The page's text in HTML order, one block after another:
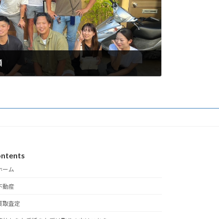
ーム
動産
取査定